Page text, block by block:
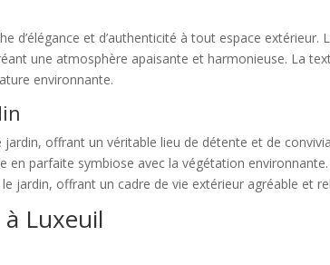
d’élégance et d’authenticité à tout espace
une atmosphère apaisante et harmonieuse. La
environnante.
offrant un véritable lieu de détente et de
en parfaite symbiose avec la végétation
jardin, offrant un cadre de vie extérieur agréable et
Luxeuil